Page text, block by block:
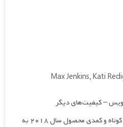
– کیفیت‌های دیگر
سنجاب ، فیلمی کوتاه و کمدی محصول سال ۲۰۱۸ به